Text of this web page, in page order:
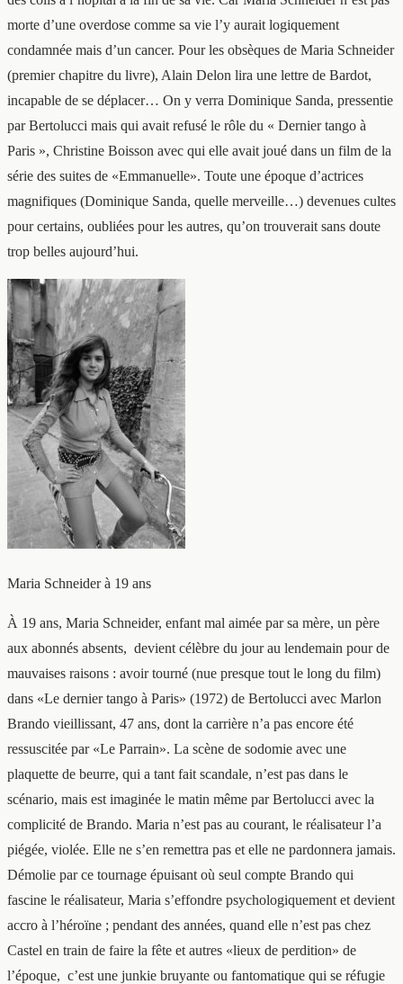
morte d’une overdose comme sa vie l’y aurait logiquement
condamnée mais d’un cancer. Pour les obsèques de Maria Schneider
(premier chapitre du livre), Alain Delon lira une lettre de Bardot,
incapable de se déplacer… On y verra Dominique Sanda, pressentie
par Bertolucci mais qui avait refusé le rôle du « Dernier tango à
Paris », Christine Boisson avec qui elle avait joué dans un film de la
série des suites de «Emmanuelle». Toute une époque d’actrices
magnifiques (Dominique Sanda, quelle merveille…) devenues cultes
pour certains, oubliées pour les autres, qu’on trouverait sans doute
trop belles aujourd’hui.
Maria Schneider à 19 ans
À 19 ans, Maria Schneider, enfant mal aimée par sa mère, un père
aux abonnés absents, devient célèbre du jour au lendemain pour de
mauvaises raisons : avoir tourné (nue presque tout le long du film)
dans «Le dernier tango à Paris» (1972) de Bertolucci avec Marlon
Brando vieillissant, 47 ans, dont la carrière n’a pas encore été
ressuscitée par «Le Parrain». La scène de sodomie avec une
plaquette de beurre, qui a tant fait scandale, n’est pas dans le
scénario, mais est imaginée le matin même par Bertolucci avec la
complicité de Brando. Maria n’est pas au courant, le réalisateur l’a
piégée, violée. Elle ne s’en remettra pas et elle ne pardonnera jamais.
Démolie par ce tournage épuisant où seul compte Brando qui
fascine le réalisateur, Maria s’effondre psychologiquement et devient
accro à l’héroïne ; pendant des années, quand elle n’est pas chez
Castel en train de faire la fête et autres «lieux de perdition» de
l’époque, c’est une junkie bruyante ou fantomatique qui se réfugie